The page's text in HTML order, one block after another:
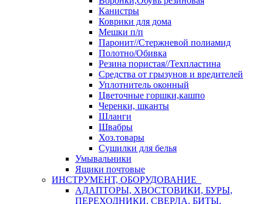
Канистры
Коврики для дома
Мешки п/п
Паронит//Стержневой полиамид
Полотно/Обивка
Резина пористая//Техпластина
Средства от грызунов и вредителей
Уплотнитель оконный
Цветочные горшки,кашпо
Черенки, шканты
Шланги
Швабры
Хоз.товары
Сушилки для белья
Умывальники
Ящики почтовые
ИНСТРУМЕНТ, ОБОРУДОВАНИЕ
АДАПТОРЫ, ХВОСТОВИКИ, БУРЫ,
ПЕРЕХОДНИКИ, СВЕРЛА, БИТЫ,